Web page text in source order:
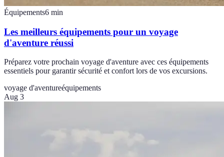
Équipements6 min
Les meilleurs équipements pour un voyage
d'aventure réussi
Préparez votre prochain voyage d'aventure avec ces équipements
essentiels pour garantir sécurité et confort lors de vos excursions.
voyage d'aventureéquipements
Aug 3